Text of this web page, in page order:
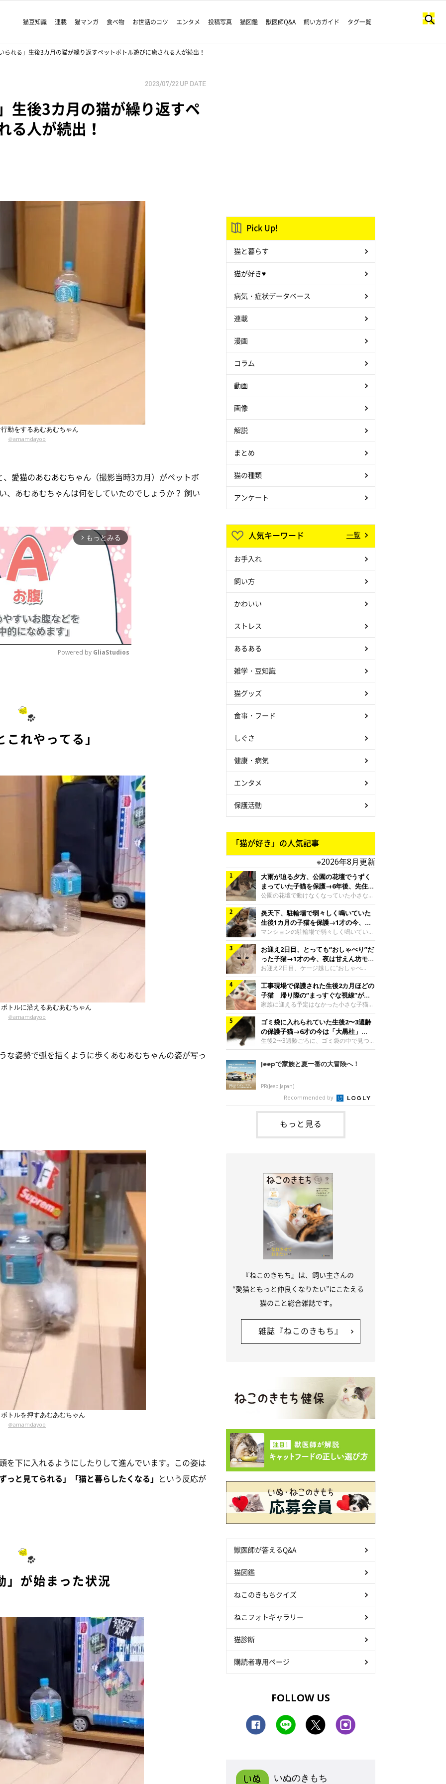
猫豆知識 連載 猫マンガ 食べ物 お世話のコツ エンタメ 投稿写真 猫図鑑 獣医師Q&A 飼い方ガイド タグ一覧
られる」生後3カ月の猫が繰り返すペットボトル遊びに癒される人が続出！
2023/07/22 UP DATE
生後3カ月の猫が繰り返すペ
る人が続出！
動をするあむあむちゃん
＠amamdayoo
愛猫のあむあむちゃん（撮影当時3カ月）がペットボ
、あむあむちゃんは何をしていたのでしょうか？ 飼い
arrow_forward_ios もっとみる
Powered by GliaStudios
これやってる」
トルに沿えるあむあむちゃん
＠amamdayoo
な姿勢で弧を描くように歩くあむあむちゃんの姿が写っ
トルを押すあむあむちゃん
＠amamdayoo
を下に入れるようにしたりして進んでいます。この姿は
っと見てられる」「猫と暮らしたくなる」 という反応が
」が始まった状況
Pick Up!
猫と暮らす
猫が好き♥
病気・症状データベース
連載
漫画
コラム
動画
画像
解説
まとめ
猫の種類
アンケート
人気キーワード 一覧
お手入れ
飼い方
かわいい
ストレス
あるある
雑学・豆知識
猫グッズ
食事・フード
しぐさ
健康・病気
エンタメ
保護活動
「猫が好き」の人気記事
※2026年8月更新
大雨が迫る夕方、公園の花壇でうずく
まっていた子猫を保護→6年後、先住猫
と“姉妹”のような関係に
公園の花壇で動けなくなっていた小さな子
猫。家族に迎えられてから6年、先住猫と
の間には深い絆が育まれていました。保護
当時のティダちゃん。
@muumuu62197189紹介するのは、
X（旧Twitter）ユーザー
@muumuu62197189さんの愛猫・ティダ
ちゃん（取材時6才）の成長記録です。こ
ちらは、生後3カ月ごろのティダちゃん。
飼い主さんが出会ったのは、夜から大雨に
なると予報されていた日の夕方でした。花
壇で動けずにいた子猫保護したばかりのテ
ィダちゃん。@muumuu62197189飼い主
さんは、公園の
炎天下、駐輪場で弱々しく鳴いていた
生後1カ月の子猫を保護→1才の今、筋
肉質でツンデレなコに成長
マンションの駐輪場で弱々しく鳴いてい
た、生後1カ月ほどの子猫。家族に迎えら
れてから1年、体も行動も大きく成長しま
した。炎天下の駐輪場で鳴いていた小さな
子猫保護当時のモモちゃん。@Kingponzu
紹介するのは、X（旧Twitter）ユーザー
@Kingponzuさんの愛猫・モモちゃん（取
材時1才）の成長記録です。こちらは、モ
モちゃんが生後1カ月ごろに撮影された一
枚。飼い主さんの自宅マンションの駐輪場
で鳴いていたところを保護された当時の姿
です。子猫時代のモモちゃん。
@Kingponzuその日は気温が35℃を
お迎え2日目、とっても“おしゃべり”だ
った子猫→1才の今、夜は甘えん坊モー
ドになるコに成長！
お迎え2日目、ケージ越しに“おしゃべ
り”する姿を見せていた子猫。1才になった
今も見せる愛らしい姿にキュンとします。
お迎え2日目、ケージ越しに何かを伝える
ももちゃん“おしゃべり”なももちゃん。
@poocoonyan紹介するのは、Instagram
ユーザー@poocoonyanさんの愛猫・もも
ちゃん（取材時1才／マンチカン）です。
こちらの動画は、ももちゃんが生後2カ月
を過ぎたころ、お迎え2日目に撮影された
ため、当時はケージの中で過ごしていまし
工事現場で保護された生後2カ月ほどの
子猫 帰り際の“まっすぐな視線”が忘
れられず、家族の一員に
家族に迎える予定はなかった小さな子猫。
帰り際に見せた姿が、飼い主さんの心に残
りました。保護当時の夏目ちゃん。
@shibainu_rintaro紹介するのは、
Instagramユーザー@shibainu_rintaroさ
んの愛猫・夏目（なつめ）ちゃん（取材時
3才）。工事現場で親猫とはぐれたとみら
れ、保護された当時は生後2カ月ほどだっ
が……保護されてケージに入っている夏目
ちゃん。@shibainu_rintaro夏目ちゃんを
保護したのは、以前、飼い主さんの愛猫・
ちくわく
ゴミ袋に入れられていた生後2〜3週齢
の保護子猫→6才の今は「大黒柱」
に！ 美しい黒猫に成長した姿にグッ
とくる
生後2〜3週齢ごろに、ゴミ袋の中で見つか
った小さな命。ミルクから育てられたその
子猫は今、家族に欠かせない存在へと成長
しました。ゴミ袋の中で見つかった、ミニ
たころの、生後2〜3週齢ごろのドンちゃ
ん。@doddou_1今回紹介するのは、
X（旧Twitter）ユーザー@doddou_1さん
の愛猫・ドンちゃん（取材時、推定6才／
本名：ドミトリー・ドンスコイ）。ドンち
ゃんは、保護猫でした。ドンちゃんが見つ
かったのは、飼い主さんの姉の勤め先の敷
Jeepで家族と夏一番の大冒険へ！
PR(Jeep Japan)
Recommended by
もっと見る
『ねこのきもち』は、飼い主さんの
“愛猫ともっと仲良くなりたい”にこたえる
猫のこと総合雑誌です。
雑誌『ねこのきもち』
獣医師が答えるQ&A
猫図鑑
ねこのきもちクイズ
ねこフォトギャラリー
猫診断
購読者専用ページ
FOLLOW US
いぬのきもち